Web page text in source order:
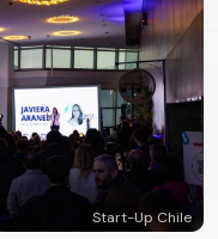
Start-Up Chile